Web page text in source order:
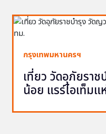
กรุงเทพมหานครฯ
เที่ยว วัดอุภัยรา
น้อย แรร์ไอเท็ม